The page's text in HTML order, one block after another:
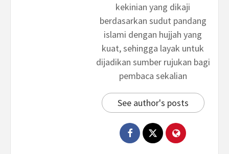
kekinian yang dikaji
berdasarkan sudut pandang
islami dengan hujjah yang
kuat, sehingga layak untuk
dijadikan sumber rujukan bagi
pembaca sekalian
See author's posts